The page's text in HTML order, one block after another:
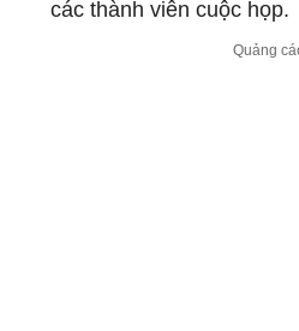
các thành viên cuộc họp.